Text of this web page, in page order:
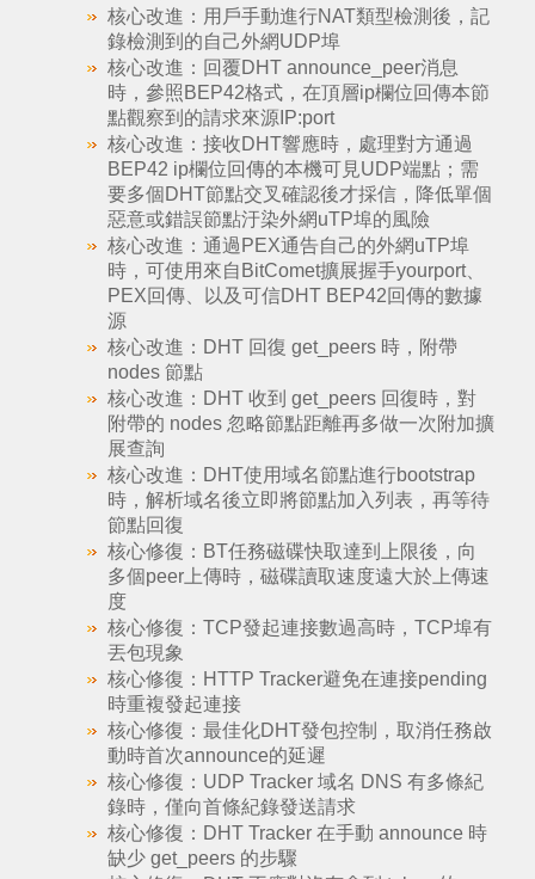
核心改進：用戶手動進行NAT類型檢測後，記
錄檢測到的自己外網UDP埠
核心改進：回覆DHT announce_peer消息
時，參照BEP42格式，在頂層ip欄位回傳本節
點觀察到的請求來源IP:port
核心改進：接收DHT響應時，處理對方通過
BEP42 ip欄位回傳的本機可見UDP端點；需
要多個DHT節點交叉確認後才採信，降低單個
惡意或錯誤節點汙染外網uTP埠的風險
核心改進：通過PEX通告自己的外網uTP埠
時，可使用來自BitComet擴展握手yourport、
PEX回傳、以及可信DHT BEP42回傳的數據
源
核心改進：DHT 回復 get_peers 時，附帶
nodes 節點
核心改進：DHT 收到 get_peers 回復時，對
附帶的 nodes 忽略節點距離再多做一次附加擴
展查詢
核心改進：DHT使用域名節點進行bootstrap
時，解析域名後立即將節點加入列表，再等待
節點回復
核心修復：BT任務磁碟快取達到上限後，向
多個peer上傳時，磁碟讀取速度遠大於上傳速
度
核心修復：TCP發起連接數過高時，TCP埠有
丟包現象
核心修復：HTTP Tracker避免在連接pending
時重複發起連接
核心修復：最佳化DHT發包控制，取消任務啟
動時首次announce的延遲
核心修復：UDP Tracker 域名 DNS 有多條紀
錄時，僅向首條紀錄發送請求
核心修復：DHT Tracker 在手動 announce 時
缺少 get_peers 的步驟